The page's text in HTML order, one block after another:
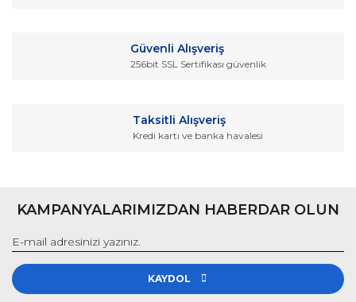
Güvenli Alışveriş
256bit SSL Sertifikası güvenlik
Taksitli Alışveriş
Kredi kartı ve banka havalesi
KAMPANYALARIMIZDAN HABERDAR OLUN
KAYDOL